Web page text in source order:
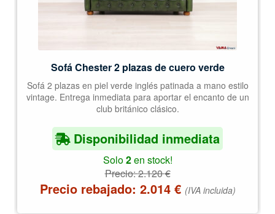
Sofá Chester 2 plazas de cuero verde
Sofá 2 plazas en piel verde inglés patinada a mano estilo
vintage. Entrega inmediata para aportar el encanto de un
club británico clásico.
Disponibilidad inmediata
Solo2en stock!
Precio:2.120€
Precio rebajado: 2.014 € (IVA incluida)